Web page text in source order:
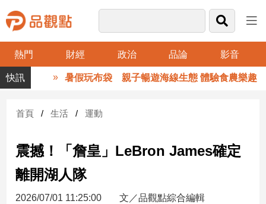
熱門 財經 政治 品論 影音
品
觀
財
台
財
新
暑假玩布袋 親子暢遊海線生態 體驗食農樂趣
首頁 生活 運動
震撼！「詹皇」LeBron James確定
離開湖人隊
2026/07/01 11:25:00 文／品觀點綜合編輯